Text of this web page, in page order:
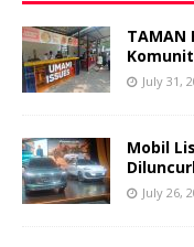
TAMAN
July 31,
Mobil
July 26,